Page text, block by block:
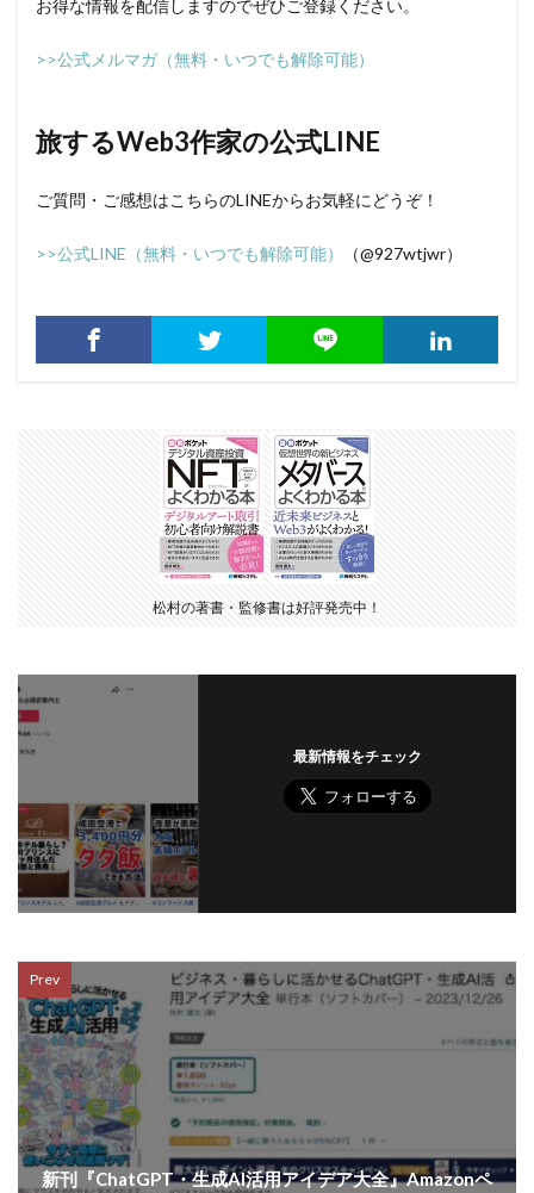
お得な情報を配信しますのでぜひご登録ください。
>>公式メルマガ（無料・いつでも解除可能）
旅するWeb3作家の公式LINE
ご質問・ご感想はこちらのLINEからお気軽にどうぞ！
>>公式LINE（無料・いつでも解除可能） （@927wtjwr）
松村の著書・監修書は好評発売中！
最新情報をチェック
Prev
新刊『ChatGPT・生成AI活用アイデア大全』Amazonペ